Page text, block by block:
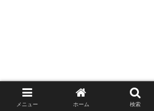
メニュー ホーム 検索